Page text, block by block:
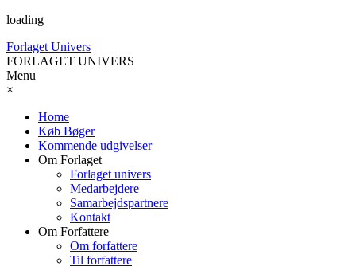
loading
Forlaget Univers
FORLAGET UNIVERS
Menu
×
Home
Køb Bøger
Kommende udgivelser
Om Forlaget
Forlaget univers
Medarbejdere
Samarbejdspartnere
Kontakt
Om Forfattere
Om forfattere
Til forfattere